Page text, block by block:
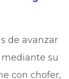
de avanzar
su
con chofer,